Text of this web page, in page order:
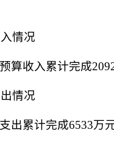
情况
算收入累计完成
情况
出累计完成6533万